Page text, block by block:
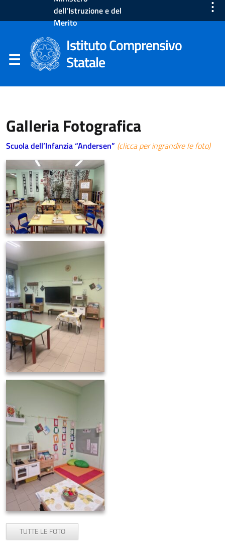
dell'Istruzione e del
Merito
⋮
Istituto Comprensivo
Statale
Galleria Fotografica
Scuola dell’Infanzia “Andersen” (clicca per ingrandire le foto)
TUTTE LE FOTO